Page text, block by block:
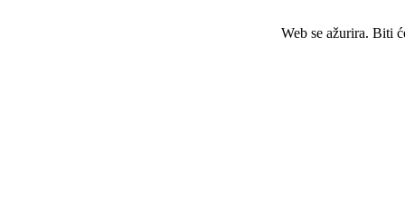
Web se ažurira. Biti